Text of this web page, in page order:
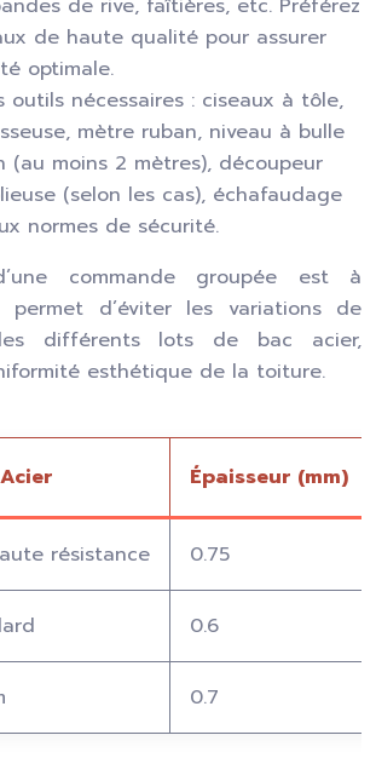
de rive, faîtières, etc. Préférez
de haute qualité pour assurer
optimale.
outils nécessaires : ciseaux à tôle,
mètre ruban, niveau à bulle
(au moins 2 mètres), découpeur
(selon les cas), échafaudage
normes de sécurité.
commande groupée est à
permet d’éviter les variations de
différents lots de bac acier,
esthétique de la toiture.
Épaisseur (mm)
résistance 0.75
0.6
0.7